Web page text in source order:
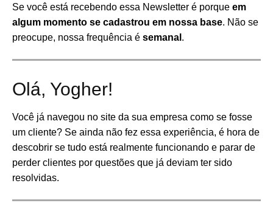
Se você está recebendo essa Newsletter é porque em
algum momento se cadastrou em nossa base. Não se
preocupe, nossa frequência é semanal .
Olá, Yogher!
Você já navegou no site da sua empresa como se fosse
um cliente? Se ainda não fez essa experiência, é hora de
descobrir se tudo está realmente funcionando e parar de
perder clientes por questões que já deviam ter sido
resolvidas.